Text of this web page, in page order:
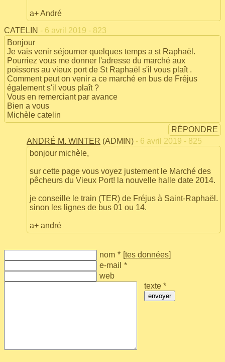
a+ André
CATELIN - 6 avril 2019 - 823
Bonjour
Je vais venir séjourner quelques temps a st Raphaël.
Pourriez vous me donner l'adresse du marché aux
poissons au vieux port de St Raphaël s'il vous plaît .
Comment peut on venir a ce marché en bus de Fréjus
également s'il vous plaît ?
Vous en remerciant par avance
Bien a vous
Michèle catelin
RÉPONDRE
ANDRÉ M. WINTER (ADMIN) - 6 avril 2019 - 825
bonjour michèle,
sur cette page vous voyez justement le Marché des
pêcheurs du Vieux Port! la nouvelle halle date 2014.
je conseille le train (TER) de Fréjus à Saint-Raphaël.
sinon les lignes de bus 01 ou 14.
a+ andré
nom * [tes données]
e-mail *
web
texte *
envoyer